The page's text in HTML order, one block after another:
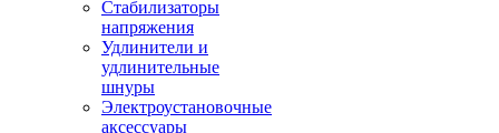
Стабилизаторы
напряжения
Удлинители и
удлинительные
шнуры
Электроустановочные
аксессуары